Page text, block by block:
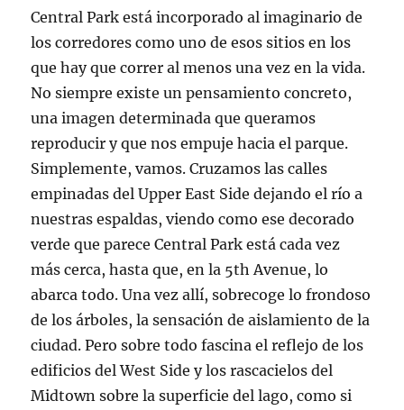
Central Park está incorporado al imaginario de
los corredores como uno de esos sitios en los
que hay que correr al menos una vez en la vida.
No siempre existe un pensamiento concreto,
una imagen determinada que queramos
reproducir y que nos empuje hacia el parque.
Simplemente, vamos. Cruzamos las calles
empinadas del Upper East Side dejando el río a
nuestras espaldas, viendo como ese decorado
verde que parece Central Park está cada vez
más cerca, hasta que, en la 5th Avenue, lo
abarca todo. Una vez allí, sobrecoge lo frondoso
de los árboles, la sensación de aislamiento de la
ciudad. Pero sobre todo fascina el reflejo de los
edificios del West Side y los rascacielos del
Midtown sobre la superficie del lago, como si